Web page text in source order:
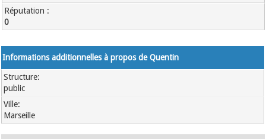
Réputation :
0
Informations additionnelles à propos de Quentin
Structure:
public
Ville:
Marseille